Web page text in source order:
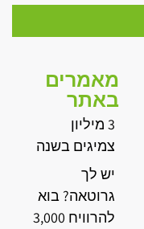
מאמרים
באתר
3 מיליון
צמיגים בשנה
יש לך
גרוטאה? בוא
להרוויח 3,000